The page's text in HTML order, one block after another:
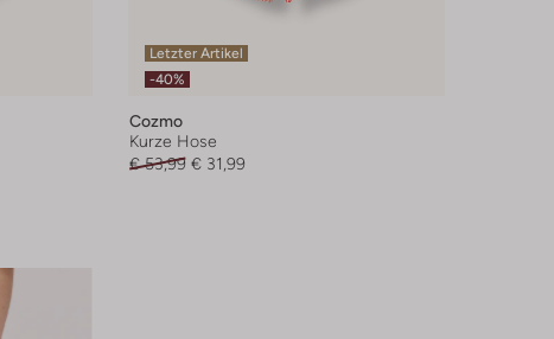
Letzter Artikel
-40%
Cozmo
Kurze Hose
€ 53,99 € 31,99